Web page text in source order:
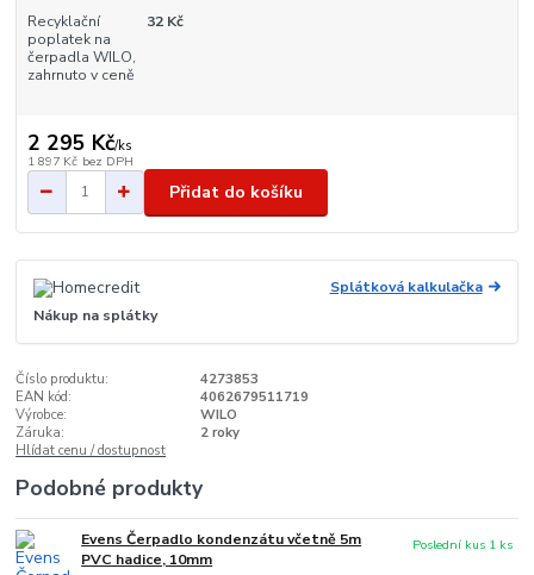
Recyklační
poplatek na
čerpadla WILO,
zahrnuto v ceně
32 Kč
2 295 Kč/ks
1 897 Kč bez DPH
Přidat do košíku
Splátková kalkulačka
Nákup na splátky
Číslo produktu:
4273853
EAN kód:
4062679511719
Výrobce:
WILO
Záruka:
2 roky
Hlídat cenu / dostupnost
Podobné produkty
Evens Čerpadlo kondenzátu včetně 5m
PVC hadice, 10mm
Poslední kus 1 ks